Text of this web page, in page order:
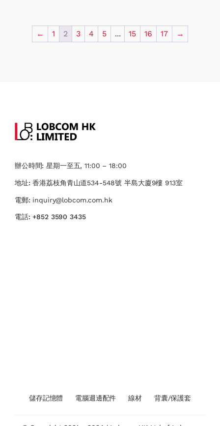
← 1 2 3 4 5 ... 15 16 17 →
辦公時間: 星期一至五, 11:00 – 18:00
地址: 香港荔枝角青山道534-548號 ​半島大廈9樓 913室
電郵: inquiry@lobcom.com.hk
電話:+852 3590 3435
儲存記憶體 電腦週邊配件 線材 背囊/保護套